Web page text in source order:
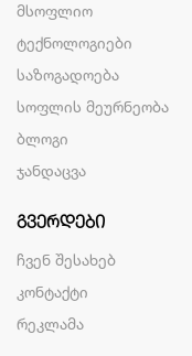
მსოფლიო
ტექნოლოგიები
საზოგადოება
სოფლის მეურნეობა
ბლოგი
ჯანდაცვა
ᲒᲕᲔᲠᲓᲔᲑᲘ
ჩვენ შესახებ
კონტაქტი
რეკლამა